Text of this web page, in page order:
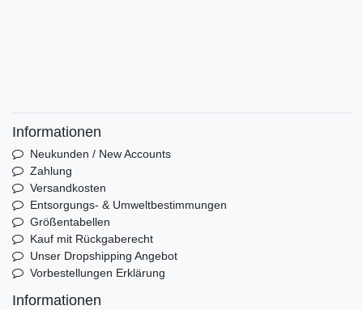
Informationen
Neukunden / New Accounts
Zahlung
Versandkosten
Entsorgungs- & Umweltbestimmungen
Größentabellen
Kauf mit Rückgaberecht
Unser Dropshipping Angebot
Vorbestellungen Erklärung
Informationen